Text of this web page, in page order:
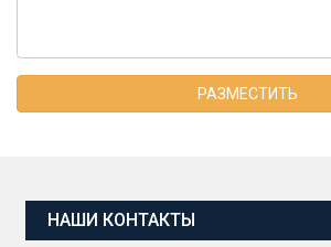
РАЗМЕСТИТЬ
НАШИ КОНТАКТЫ